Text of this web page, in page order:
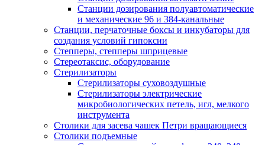
Станции дозирования полуавтоматические
и механические 96 и 384-канальные
Станции, перчаточные боксы и инкубаторы для
создания условий гипоксии
Степперы, степперы шприцевые
Стереотаксис, оборудование
Стерилизаторы
Стерилизаторы суховоздушные
Стерилизаторы электрические
микробиологических петель, игл, мелкого
инструмента
Столики для засева чашек Петри вращающиеся
Столики подъемные